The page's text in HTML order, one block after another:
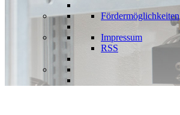
Fördermöglichkeiten
Impressum
RSS